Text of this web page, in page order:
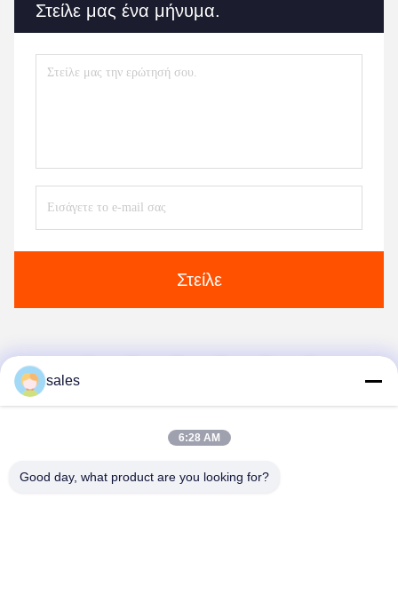
Στείλε μας ένα μήνυμα.
Στείλε
sales
6:28 AM
Good day, what product are you looking for?